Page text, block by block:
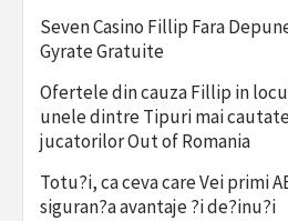
Seven Casino Fillip Fara
Gyrate Gratuite
Ofertele din cauza Fillip in
unele dintre Tipuri mai
jucatorilor Out of Romania
Totu?i, ca ceva care Vei primi
siguran?a avantaje ?i de?inu?i